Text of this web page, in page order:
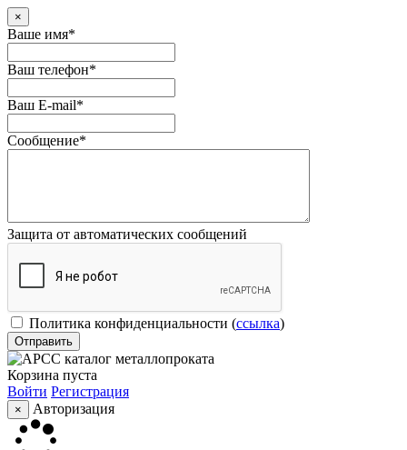
×
Ваше имя*
Ваш телефон*
Ваш E-mail*
Сообщение*
Защита от автоматических сообщений
Политика конфиденциальности (ссылка)
Корзина пуста
Войти Регистрация
× Авторизация